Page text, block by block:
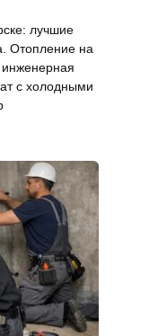
лучшие
Отопление на
с холодными